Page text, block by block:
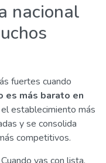
nacional
fuertes cuando
es más barato en
establecimiento más
y se consolida
competitivos.